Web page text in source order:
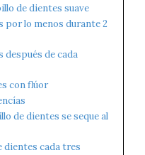
de dientes suave
por lo menos durante 2
después de cada
con flúor
de dientes se seque al
dientes cada tres